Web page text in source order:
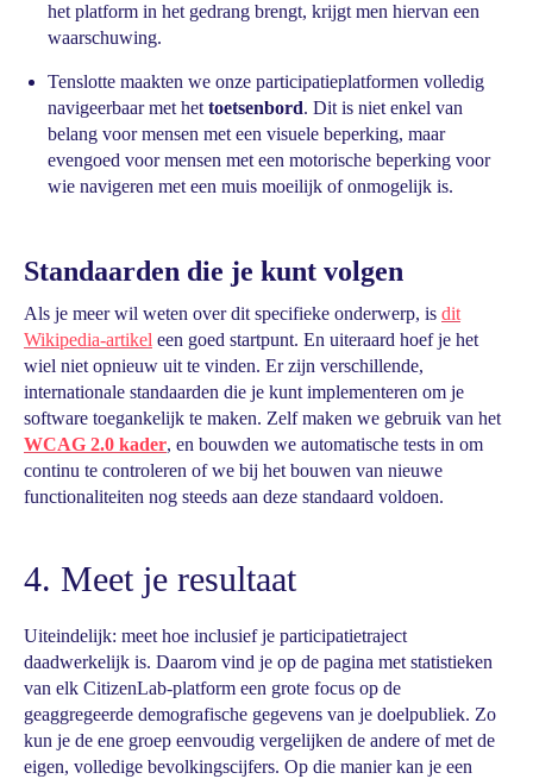
het platform in het gedrang brengt, krijgt men hiervan een
waarschuwing.
Tenslotte maakten we onze participatieplatformen volledig
navigeerbaar met het toetsenbord. Dit is niet enkel van
belang voor mensen met een visuele beperking, maar
evengoed voor mensen met een motorische beperking voor
wie navigeren met een muis moeilijk of onmogelijk is.
Standaarden die je kunt volgen
Als je meer wil weten over dit specifieke onderwerp, is dit
Wikipedia-artikel een goed startpunt. En uiteraard hoef je het
wiel niet opnieuw uit te vinden. Er zijn verschillende,
internationale standaarden die je kunt implementeren om je
software toegankelijk te maken. Zelf maken we gebruik van het
WCAG 2.0 kader, en bouwden we automatische tests in om
continu te controleren of we bij het bouwen van nieuwe
functionaliteiten nog steeds aan deze standaard voldoen.
4. Meet je resultaat
Uiteindelijk: meet hoe inclusief je participatietraject
daadwerkelijk is. Daarom vind je op de pagina met statistieken
van elk CitizenLab-platform een grote focus op de
geaggregeerde demografische gegevens van je doelpubliek. Zo
kun je de ene groep eenvoudig vergelijken de andere of met de
eigen, volledige bevolkingscijfers. Op die manier kan je een